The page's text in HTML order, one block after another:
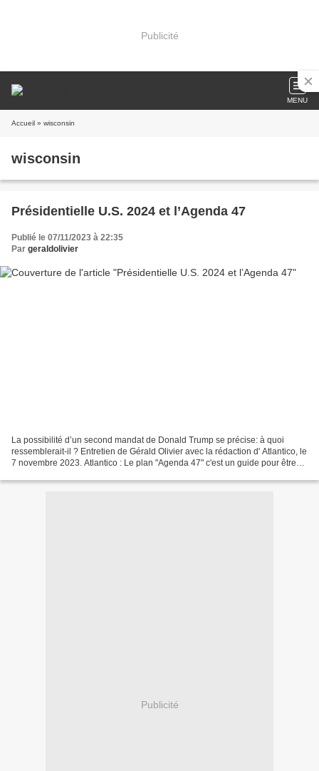
Publicité
MENU
Accueil » wisconsin
wisconsin
Présidentielle U.S. 2024 et l’Agenda 47
Publié le 07/11/2023 à 22:35
Par geraldolivier
La possibilité d’un second mandat de Donald Trump se précise: à quoi
ressemblerait-il ? Entretien de Gérald Olivier avec la rédaction d' Atlantico, le
7 novembre 2023. Atlantico : Le plan "Agenda 47" c'est un guide pour être
Publicité